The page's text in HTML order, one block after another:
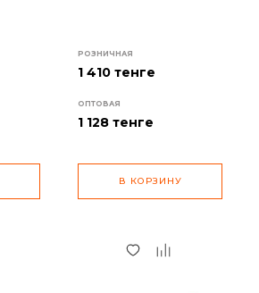
РОЗНИЧНАЯ
1 410 тенге
ОПТОВАЯ
1 128 тенге
В КОРЗИНУ